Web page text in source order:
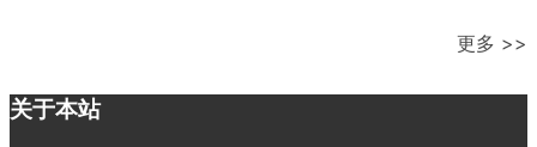
更多 >>
关于本站